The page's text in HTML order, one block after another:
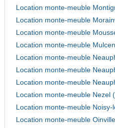
Location monte-meuble
Location monte-meuble
Location monte-meuble
Location monte-meuble
Location monte-meuble
Location monte-meuble
Location monte-meuble
Location monte-meuble Nezel
Location monte-meuble Noisy-
Location monte-meuble